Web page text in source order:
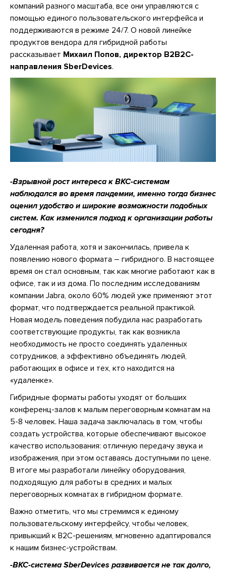
компаний разного масштаба, все они управляются с
помощью единого пользовательского интерфейса и
поддерживаются в режиме 24/7. О новой линейке
продуктов вендора для гибридной работы
рассказывает Михаил Попов, директор B2B2C-
направления SberDevices.
-Взрывной рост интереса к ВКС-системам
наблюдался во время пандемии, именно тогда бизнес
оценил удобство и широкие возможности подобных
систем. Как изменился подход к организации работы
сегодня?
Удаленная работа, хотя и закончилась, привела к
появлению нового формата – гибридного. В настоящее
время он стал основным, так как многие работают как в
офисе, так и из дома. По последним исследованиям
компании Jabra, около 60% людей уже применяют этот
формат, что подтверждается реальной практикой.
Новая модель поведения побудила нас разработать
соответствующие продукты, так как возникла
необходимость не просто соединять удаленных
сотрудников, а эффективно объединять людей,
работающих в офисе и тех, кто находится на
«удаленке».
Гибридные форматы работы уходят от больших
конференц-залов к малым переговорным комнатам на
5-8 человек. Наша задача заключалась в том, чтобы
создать устройства, которые обеспечивают высокое
качество использования: отличную передачу звука и
изображения, при этом оставаясь доступными по цене.
В итоге мы разработали линейку оборудования,
подходящую для работы в средних и малых
переговорных комнатах в гибридном формате.
Важно отметить, что мы стремимся к единому
пользовательскому интерфейсу, чтобы человек,
привыкший к B2C-решениям, мгновенно адаптировался
к нашим бизнес-устройствам.
-ВКС-система SberDevices развивается не так долго,